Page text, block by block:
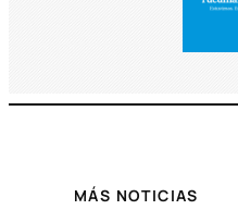
MÁS NOTICIAS